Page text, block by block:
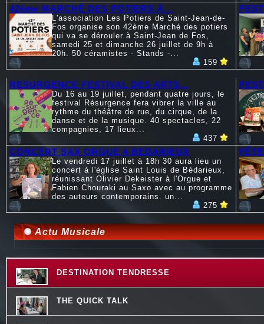
42ème MARCHÉ DES POTIERS À...
L'association Les Potiers de Saint-Jean-de-
Fos organise son 42ème Marché des potiers
qui va se dérouler à Saint-Jean de Fos,
samedi 25 et dimanche 26 juillet de 9h à
20h. 50 céramistes - Stands -...
159
RESURGENCE FESTIVAL DES ARTS...
Du 16 au 19 juillet, pendant quatre jours, le
festival Résurgence fera vibrer la ville au
rythme du théâtre de rue, du cirque, de la
danse et de la musique. 40 spectacles, 22
compagnies, 17 lieux...
437
CONCERT SAX ORGUE A BEDARIEUX
Le vendredi 17 juillet à 18h 30 aura lieu un
concert à l'église Saint Louis de Bédarieux,
réunissant Olivier Dekeister à l'Orgue et
Fabien Chouraki au Saxo avec au programme
des auteurs contemporains. un...
275
Actu Musicale
DESTINATION TENDRESSE
THE QUICK TALK